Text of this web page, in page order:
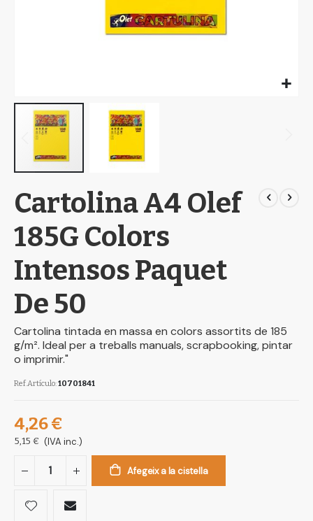
to
the
images
gallery
Cartolina A4 Olef
185G Colors
Intensos Paquet
De 50
Cartolina tintada en massa en colors assortits de 185
g/m². Ideal per a treballs manuals, scrapbooking, pintar
o imprimir."
Ref.Artículo 10701841
4,26 €
5,15 € (IVA inc.)
Afegeix a la cistella